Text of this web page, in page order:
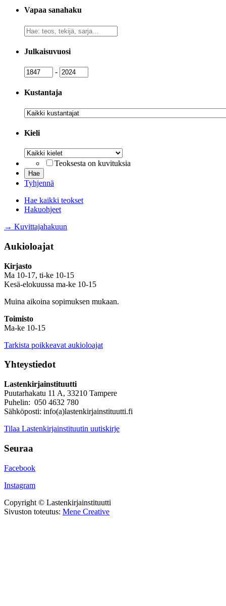
Vapaa sanahaku
Vapaa
sanahaku
Julkaisuvuosi
Julkaisuvuosi
- Julkaisuvuosi
Kustantaja
Kustantaja
Kieli
Kieli
Teoksesta on kuvituksia
Tyhjennä
Hae kaikki teokset
Hakuohjeet
→ Kuvittajahakuun
Aukioloajat
Kirjasto
Ma 10-17, ti-ke 10-15
Kesä-elokuussa ma-ke 10-15
Muina aikoina sopimuksen mukaan.
Toimisto
Ma-ke 10-15
Tarkista poikkeavat aukioloajat
Yhteystiedot
Lastenkirjainstituutti
Puutarhakatu 11 A, 33210 Tampere
Puhelin: 050 4632 780
Sähköposti: info(a)lastenkirjainstituutti.fi
Tilaa Lastenkirjainstituutin uutiskirje
Seuraa
Facebook
Instagram
Copyright © Lastenkirjainstituutti
Sivuston toteutus: Mene Creative